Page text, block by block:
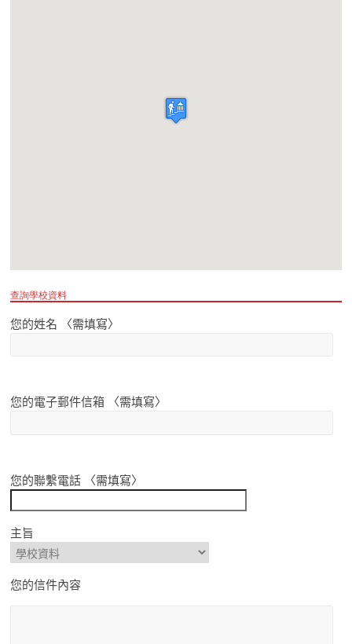
查詢學校資料
您的姓名 〈需填寫〉
您的電子郵件信箱 〈需填寫〉
您的聯繫電話 〈需填寫〉
主旨
您的信件內容